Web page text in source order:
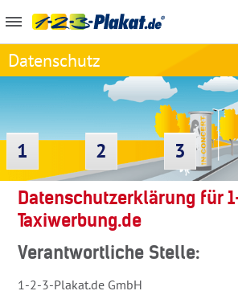
Datenschutz
1 2 3
Datenschutzerklärung für
Taxiwerbung.de
Verantwortliche Stelle:
1-2-3-Plakat.de GmbH